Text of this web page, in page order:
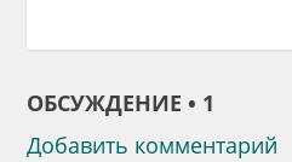
ОБСУЖДЕНИЕ • 1
Добавить комментарий